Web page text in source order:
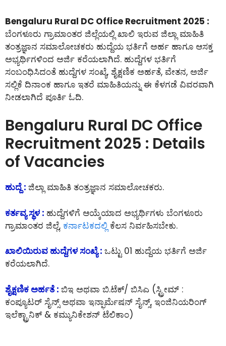
Bengaluru Rural DC Office Recruitment 2025 :
ಬೆಂಗಳೂರು ಗ್ರಾಮಾಂತರ ಜಿಲ್ಲೆಯಲ್ಲಿ ಖಾಲಿ ಇರುವ ಜಿಲ್ಲಾ ಮಾಹಿತಿ
ತಂತ್ರಜ್ಞಾನ ಸಮಾಲೋಚಕರು ಹುದ್ದೆಯ ಭರ್ತಿಗೆ ಅರ್ಹ ಹಾಗೂ ಆಸಕ್ತ
ಅಭ್ಯರ್ಥಿಗಳಿಂದ ಅರ್ಜಿ ಕರೆಯಲಾಗಿದೆ. ಹುದ್ದೆಗಳ ಭರ್ತಿಗೆ
ಸಂಬಂಧಿಸಿದಂತೆ ಹುದ್ದೆಗಳ ಸಂಖ್ಯೆ, ಶೈಕ್ಷಣಿಕ ಅರ್ಹತೆ, ವೇತನ, ಅರ್ಜಿ
ಸಲ್ಲಿಕೆ ದಿನಾಂಕ ಹಾಗೂ ಇತರೆ ಮಾಹಿತಿಯನ್ನು ಈ ಕೆಳಗಡೆ ವಿವರವಾಗಿ
ನೀಡಲಾಗಿದೆ ಪೂರ್ತಿ ಓದಿ.
Bengaluru Rural DC Office
Recruitment 2025 : Details
of Vacancies
ಹುದ್ದೆ : ಜಿಲ್ಲಾ ಮಾಹಿತಿ ತಂತ್ರಜ್ಞಾನ ಸಮಾಲೋಚಕರು.
ಕರ್ತವ್ಯ ಸ್ಥಳ : ಹುದ್ದೆಗಳಿಗೆ ಆಯ್ಕೆಯಾದ ಅಭ್ಯರ್ಥಿಗಳು ಬೆಂಗಳೂರು
ಗ್ರಾಮಾಂತರ ಜಿಲ್ಲೆ, ಕರ್ನಾಟಕದಲ್ಲಿ ಕೆಲಸ ನಿರ್ವಹಿಸಬೇಕು.
ಖಾಲಿಯಿರುವ ಹುದ್ದೆಗಳ ಸಂಖ್ಯೆ : ಒಟ್ಟು 01 ಹುದ್ದೆಯ ಭರ್ತಿಗೆ ಅರ್ಜಿ
ಕರೆಯಲಾಗಿದೆ.
ಶೈಕ್ಷಣಿಕ ಅರ್ಹತೆ : ಬಿಇ ಅಥವಾ ಬಿ.ಟೆಕ್/ ಬಿಸಿಎ (ಸ್ಟ್ರೀಮ್ :
ಕಂಪ್ಯೂಟರ್ ಸೈನ್ಸ್ ಅಥವಾ ಇನ್ಫಾರ್ಮೆಷನ್ ಸೈನ್ಸ್, ಇಂಜಿನಿಯರಿಂಗ್
ಇಲೆಕ್ಟ್ರಾನಿಕ್ & ಕಮ್ಯುನಿಕೇಶನ್ ಟೆಲಿಕಾಂ)